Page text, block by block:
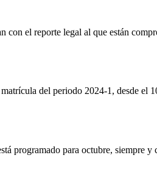
con el reporte legal al que están
del periodo 2024-1, desde el
programado para octubre, siempre y